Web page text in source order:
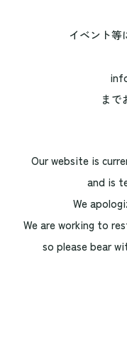
イベント等
まで
Our website is
and is
We
We are working to
so please bear